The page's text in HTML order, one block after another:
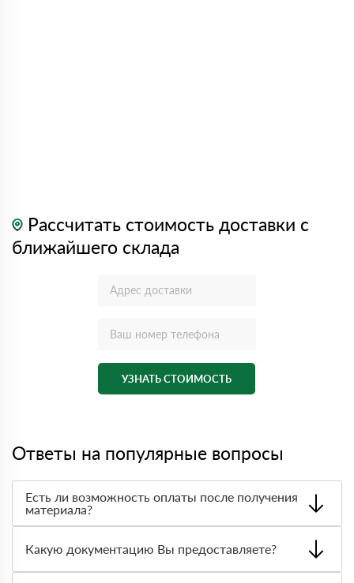
Рассчитать стоимость доставки с
ближайшего склада
УЗНАТЬ СТОИМОСТЬ
Ответы на популярные вопросы
Есть ли возможность оплаты после получения
материала?
оплата по факту получения товара. При этом, если
доставленный товар был ненадлежащего качества, то
Вы вправе от него отказаться.
Какую документацию Вы предоставляете?